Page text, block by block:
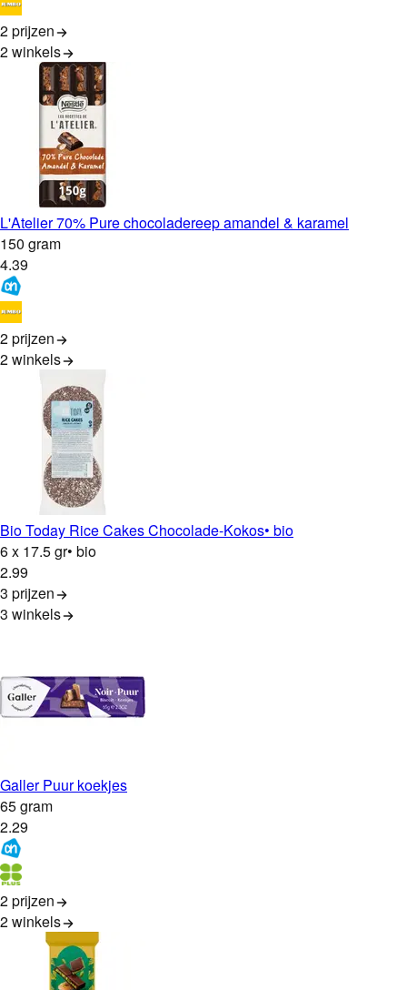
2 prijzen
2winkels
L'Atelier 70% Pure chocoladereep amandel & karamel
150 gram
4.39
2 prijzen
2winkels
Bio Today Rice Cakes Chocolade-Kokos• bio
6 x 17.5 gr• bio
2.99
3 prijzen
3 winkels
Galler Puur koekjes
65 gram
2.29
2 prijzen
2winkels